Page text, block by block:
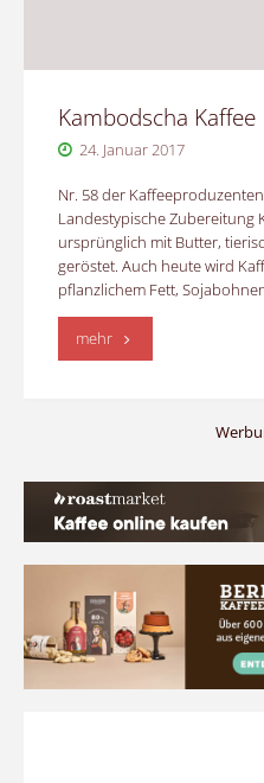
Kambodscha Kaffee
24. Januar 2017
Nr. 58 der
Landestypische Zubereitung
ursprünglich mit Butter,
geröstet. Auch heute wird
pflanzlichem Fett,
mehr"Kambodscha